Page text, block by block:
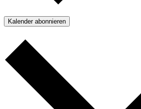
Kalender abonnieren